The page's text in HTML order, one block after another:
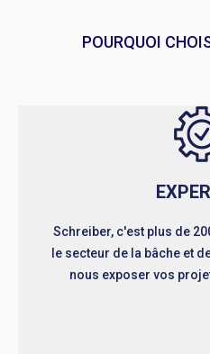
POURQUOI
Schreiber, c'est plus de
le secteur de la bâche et
nous exposer vos